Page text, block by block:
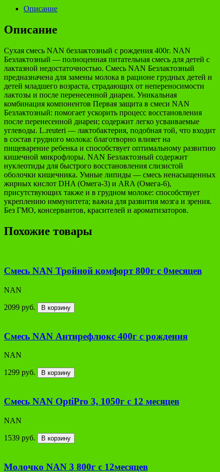
Описание
Описание
Сухая смесь NAN безлактозный с рождения 400г. NAN
Безлактозный — полноценная питательная смесь для детей с
лактазной недостаточностью. Смесь NAN Безлактозный
предназначена для замены молока в рационе грудных детей и
детей младшего возраста, страдающих от непереносимости
лактозы и после перенесенной диареи. Уникальная
комбинация компонентов Первая защита в смеси NAN
Безлактозный: помогает ускорить процесс восстановления
после перенесенной диареи; содержит легко усваиваемые
углеводы. L.reuteri — лактобактерия, подобная той, что входит
в состав грудного молока: благотворно влияет на
пищеварение ребенка и способствует оптимальному развитию
кишечной микрофлоры. NAN Безлактозный содержит
нуклеотиды для быстрого восстановления слизистой
оболочки кишечника. Умные липиды — смесь ненасыщенных
жирных кислот DHA (Омега-3) и ARA (Омега-6),
присутствующих также и в грудном молоке: способствует
укреплению иммунитета; важна для развития мозга и зрения.
Без ГМО, консервантов, красителей и ароматизаторов.
Похожие товары
Смесь NAN Тройной комфорт 800г с 0месяцев
NAN
2099 руб. В корзину
Смесь NAN Антирефлюкс 400г с рождения
NAN
1299 руб. В корзину
Смесь NAN OptiPro 3, 1050г с 12 месяцев
NAN
1539 руб. В корзину
Молочко NAN 3 800г с 12месяцев